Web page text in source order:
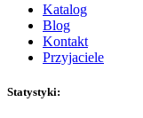
Katalog
Blog
Kontakt
Przyjaciele
Statystyki: